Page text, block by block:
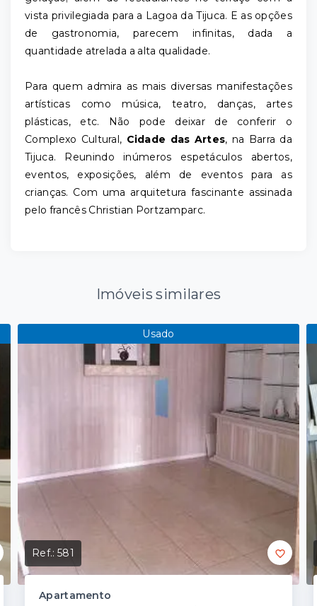
vista privilegiada para a Lagoa da Tijuca. E as opções
de gastronomia, parecem infinitas, dada a
quantidade atrelada a alta qualidade.
Para quem admira as mais diversas manifestações
artísticas como música, teatro, danças, artes
plásticas, etc. Não pode deixar de conferir o
Complexo Cultural, Cidade das Artes, na Barra da
Tijuca. Reunindo inúmeros espetáculos abertos,
eventos, exposições, além de eventos para as
crianças. Com uma arquitetura fascinante assinada
pelo francês Christian Portzamparc.
Imóveis similares
Usado
Ref.:581
Apartamento